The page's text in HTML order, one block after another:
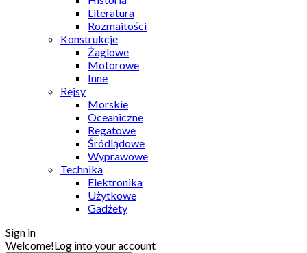
Literatura
Rozmaitości
Konstrukcje
Żaglowe
Motorowe
Inne
Rejsy
Morskie
Oceaniczne
Regatowe
Śródlądowe
Wyprawowe
Technika
Elektronika
Użytkowe
Gadżety
Sign in
Welcome!Log into your account